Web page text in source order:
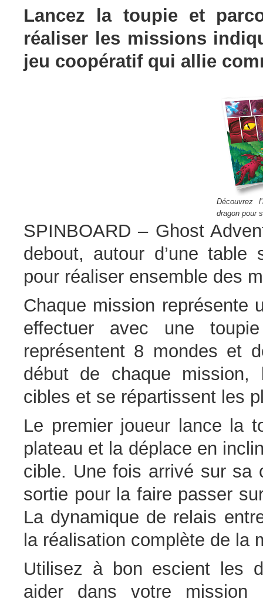
Lancez la toupie et
réaliser les missions
jeu coopératif qui allie
Découvrez
dragon pour
SPINBOARD – Ghost
debout, autour d’une
pour réaliser ensemble des
Chaque mission représente
effectuer avec une
représentent 8 mondes et
début de chaque mission,
cibles et se répartissent les
Le premier joueur lance la
plateau et la déplace en
cible. Une fois arrivé sur sa
sortie pour la faire passer
La dynamique de relais
la réalisation complète de la
Utilisez à bon escient les
aider dans votre